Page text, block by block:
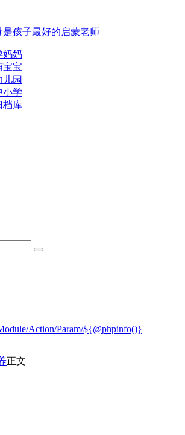
是孩子最好的启蒙老师
妈妈
宝宝
儿园
小学
档库
Action/Param/${@phpinfo()}
正文